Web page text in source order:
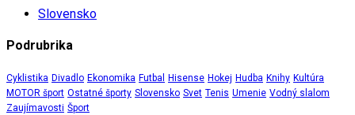
Slovensko
Podrubrika
Cyklistika Divadlo Ekonomika Futbal Hisense Hokej Hudba Knihy Kultúra
MOTOR šport Ostatné športy Slovensko Svet Tenis Umenie Vodný slalom
Zaujímavosti Šport